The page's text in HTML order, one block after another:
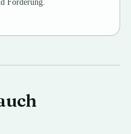
Förderung.